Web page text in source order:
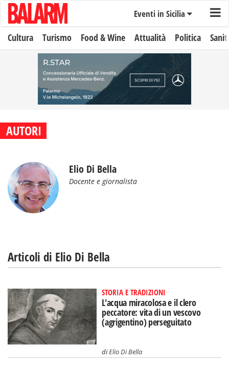
Eventi in Sicilia
Cultura Turismo Food & Wine Attualità Politica
AUTORI
Elio Di Bella
Docente e giornalista
Articoli di Elio Di Bella
STORIA E TRADIZIONI
L'acqua miracolosa e il clero
peccatore: vita di un vescovo
(agrigentino) perseguitato
diElio Di Bella